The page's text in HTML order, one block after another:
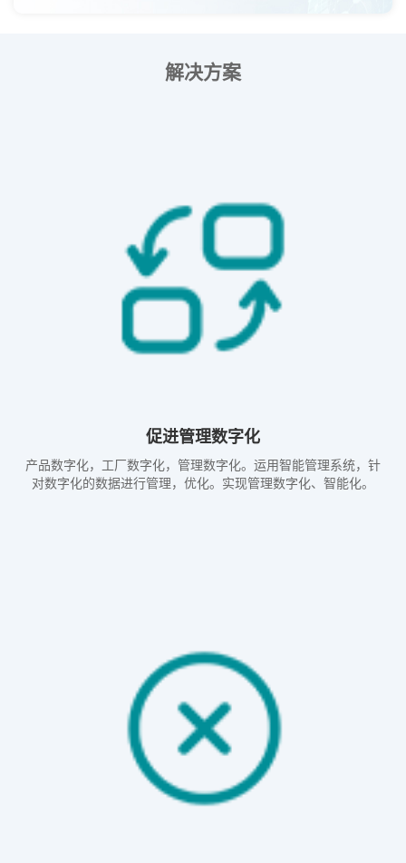
解决方案
促进管理数字化
产品数字化，工厂数字化，管理数字化。运用智能管理系统，针
对数字化的数据进行管理，优化。实现管理数字化、智能化。